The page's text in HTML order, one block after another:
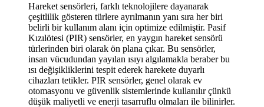
Hareket sensörleri, farklı teknolojilere dayanarak
çeşitlilik gösteren türlere ayrılmanın yanı sıra her biri
belirli bir kullanım alanı için optimize edilmiştir. Pasif
Kızılötesi (PIR) sensörler, en yaygın hareket sensörü
türlerinden biri olarak ön plana çıkar. Bu sensörler,
insan vücudundan yayılan ısıyı algılamakla beraber bu
ısı değişikliklerini tespit ederek harekete duyarlı
cihazları tetikler. PIR sensörler, genel olarak ev
otomasyonu ve güvenlik sistemlerinde kullanılır çünkü
düşük maliyetli ve enerji tasarruflu olmaları ile bilinirler.